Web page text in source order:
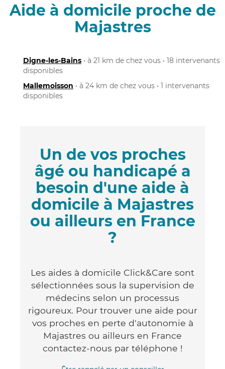
Aide à domicile proche de
Majastres
Digne-les-Bains • à 21 km de chez vous • 18 intervenants
disponibles
Mallemoisson • à 24 km de chez vous • 1 intervenants
disponibles
Un de vos proches
âgé ou handicapé a
besoin d'une aide à
domicile à Majastres
ou ailleurs en France
?
Les aides à domicile Click&Care sont
sélectionnées sous la supervision de
médecins selon un processus
rigoureux. Pour trouver une aide pour
vos proches en perte d'autonomie à
Majastres ou ailleurs en France
contactez-nous par téléphone !